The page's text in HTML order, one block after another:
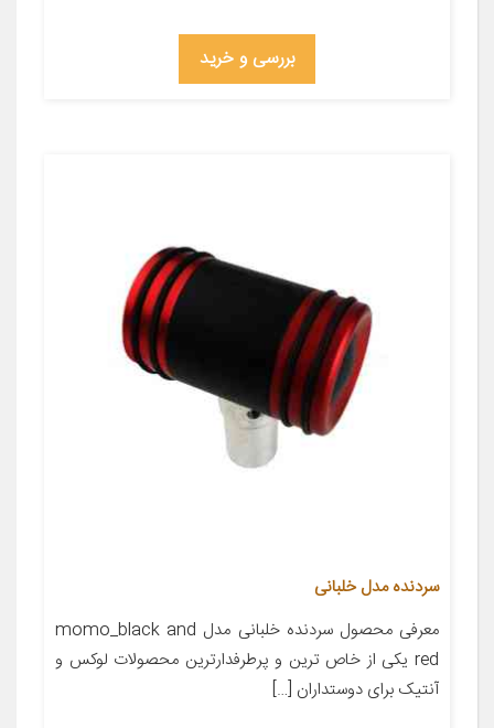
بررسی و خرید
سردنده مدل خلبانی
معرفی محصول سردنده خلبانی مدل momo_black and
red یکی از خاص ترین و پرطرفدارترین محصولات لوکس و
آنتیک برای دوستداران […]